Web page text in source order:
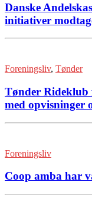
Danske
initiativer
Foreningsliv, Tønder
Tønder Rideklub
med opvisninger
Foreningsliv
Coop amba har